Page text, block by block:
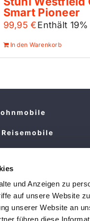
und Anzeigen zu
auf unsere Website
unserer Website an
Smart Pioneer
99,95€Enthält
In den Warenkorb
Wohnwagen